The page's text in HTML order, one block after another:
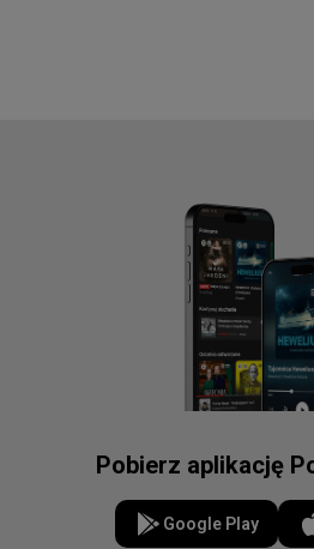
Pobierz aplikację
Google Play